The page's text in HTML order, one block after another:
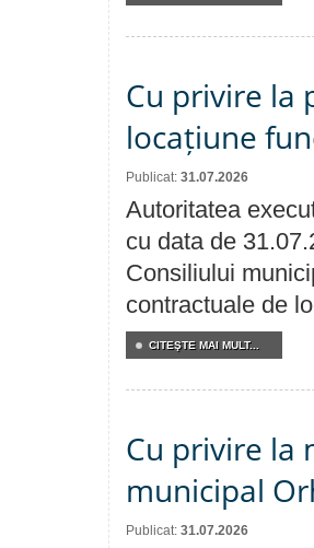
Cu privire la
locațiune
Publicat: 31.07.2026
Autoritatea
cu data de
Consiliului
contractuale de
CITEŞTE MAI MULT...
Cu privire la
municipal
Publicat: 31.07.2026